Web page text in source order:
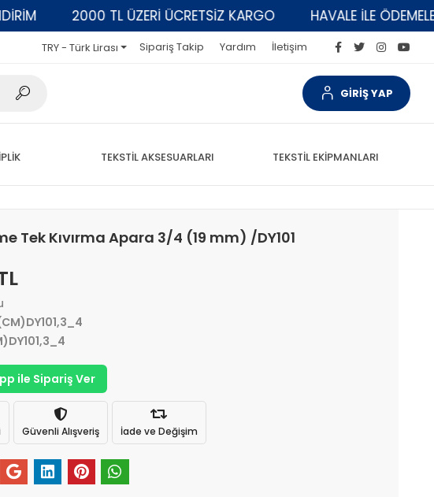
2000 TL ÜZERİ ÜCRETSİZ KARGO HAVALE İLE
TRY - Türk Lirası Sipariş Takip Yardım İletişim
GİRİŞ YAP
TEKSTİL AKSESUARLARI TEKSTİL EKİPMANLARI
Tek Kıvırma Apara 3/4 (19 mm) /DY101
ile Sipariş Ver
Güvenli Alışveriş İade ve Değişim